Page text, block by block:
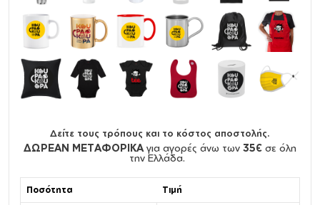
Δείτε τους τρόπους και το κόστος αποστολής.
ΔΩΡΕΑΝ ΜΕΤΑΦΟΡΙΚΑ για αγορές άνω των 35€ σε όλη
την Ελλάδα.
Ποσότητα Τιμή